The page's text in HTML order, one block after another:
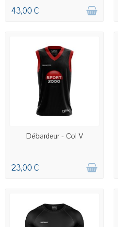
43,00 €
COMMANDE PERSONNALISÉE
Débardeur - Col V
23,00 €